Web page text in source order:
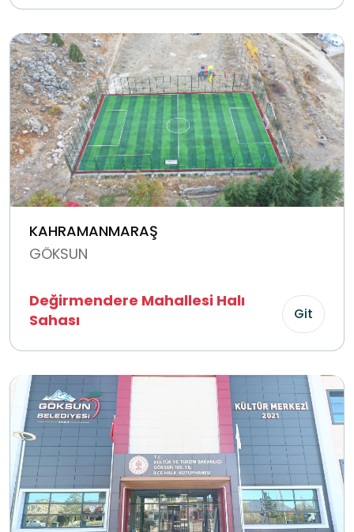
KAHRAMANMARAŞ
GÖKSUN
Değirmendere Mahallesi Halı
Sahası
Git